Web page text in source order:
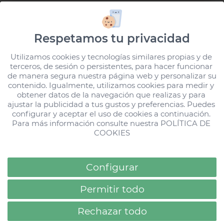
Loading...
Comodidades que te facilitan el
La idea es viajar sin el peso de las preocupaciones,
no con la carga del "por si acaso". El hotel y el
ecosistema HD están planteados para reducir
fricciones desde la reserva hasta el check-out.
Proceso de reserva claro, sin letra pequeña,
programa WeConnect o FamilyConnect.
Wifi estable en todo el complejo, ideal para
compartir recuerdos, teletrabajar algún rato
o para tener a los adolescentes felices.
Todas las Stories
Todas las Stories
Respetamos tu privacidad
Utilizamos cookies y tecnologías similares propias y de
terceros, de sesión o persistentes, para hacer funcionar
de manera segura nuestra página web y personalizar su
contenido. Igualmente, utilizamos cookies para medir y
obtener datos de la navegación que realizas y para
ajustar la publicidad a tus gustos y preferencias. Puedes
configurar y aceptar el uso de cookies a continuación.
Para más información consulte nuestra POLÍTICA DE
COOKIES
Configurar
Permitir todo
Rechazar todo